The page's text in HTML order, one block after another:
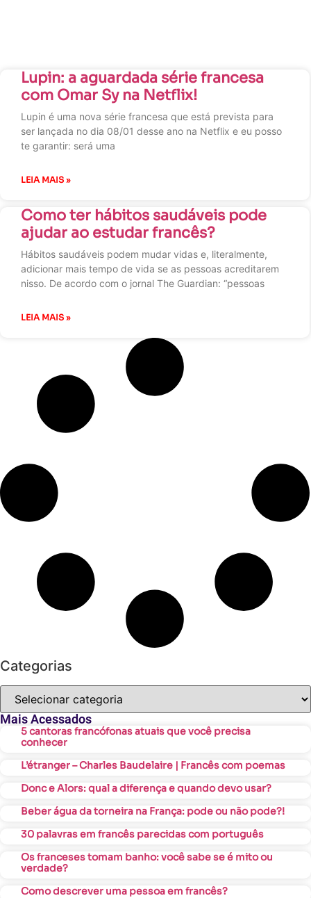
Lupin: a aguardada série francesa
com Omar Sy na Netflix!
Lupin é uma nova série francesa que está prevista para
ser lançada no dia 08/01 desse ano na Netflix e eu posso
te garantir: será uma
LEIA MAIS »
Como ter hábitos saudáveis pode
ajudar ao estudar francês?
Hábitos saudáveis podem mudar vidas e, literalmente,
adicionar mais tempo de vida se as pessoas acreditarem
nisso. De acordo com o jornal The Guardian: “pessoas
LEIA MAIS »
Categorias
Mais Acessados
5 cantoras francófonas atuais que você precisa
conhecer
L’étranger – Charles Baudelaire | Francês com poemas
Donc e Alors: qual a diferença e quando devo usar?
Beber água da torneira na França: pode ou não pode?!
30 palavras em francês parecidas com português
Os franceses tomam banho: você sabe se é mito ou
verdade?
Como descrever uma pessoa em francês?